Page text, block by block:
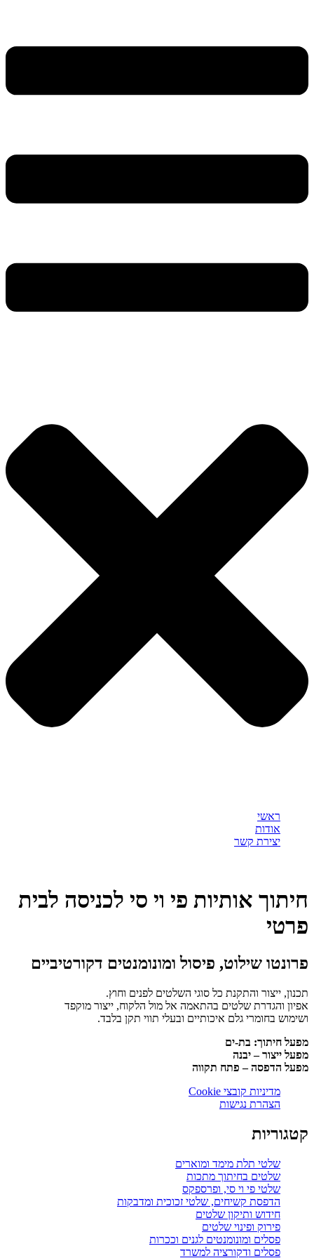
ראשי
אודות
יצירת קשר
חיתוך אותיות פי וי סי לכניסה לבית
פרטי
פרונטו שילוט, פיסול ומונומנטים דקורטיביים
תכנון, ייצור והתקנת כל סוגי השלטים לפנים וחוץ.
אפיון והגדרת שלטים בהתאמה אל מול הלקוח, ייצור מוקפד
ושימוש בחומרי גלם איכותיים ובעלי תווי תקן בלבד.
מפעל חיתוך: בת-ים
מפעל ייצור – יבנה
מפעל הדפסה – פתח תקווה
מדיניות קובצי Cookie
הצהרת נגישות
קטגוריות
שלטי תלת מימד ומוארים
שלטים בחיתוך מתכות
שלטי פי וי סי, ופרספקס
הדפסת קשיחים, שלטי זכוכית ומדבקות
חידוש ותיקון שלטים
פירוק ופינוי שלטים
פסלים ומונומנטים לגנים וככרות
פסלים ודקורציה למשרד